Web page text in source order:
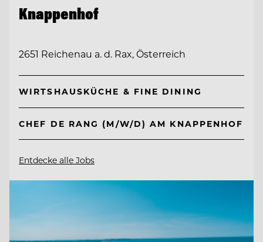
Knappenhof
2651 Reichenau a. d. Rax, Österreich
WIRTSHAUSKÜCHE & FINE DINING
CHEF DE RANG (M/W/D) AM KNAPPENHOF
Entdecke alle Jobs